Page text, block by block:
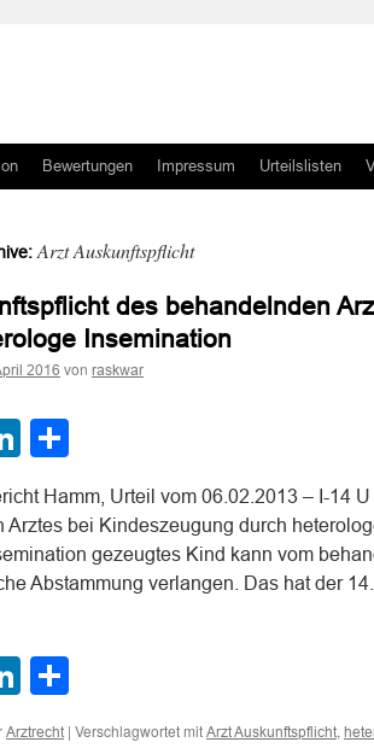
Bewertungen Impressum Urteilslisten
Arzt Auskunftspflicht
des behandelnden
Insemination
2016 von raskwar
LinkedIn
Hamm, Urteil vom 06.02.2013 – I-14
Arztes bei Kindeszeugung durch
gezeugtes Kind kann vom
Abstammung verlangen. Das hat der
LinkedIn
Arztrecht | Verschlagwortet mit Arzt Auskunftspflicht,